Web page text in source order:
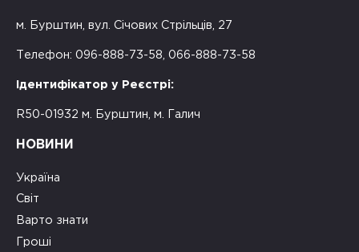
м. Бурштин, вул. Січових Стрільців, 27
Телефон: 096-888-73-58, 066-888-73-58
Ідентифікатор у Реєстрі:
R50-01932 м. Бурштин, м. Галич
НОВИНИ
Україна
Світ
Варто знати
Гроші